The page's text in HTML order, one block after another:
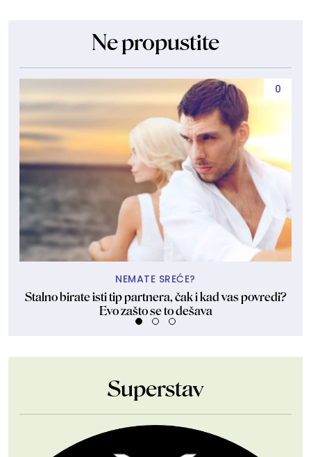
Ne propustite
0
NEMATE SREĆE?
Stalno birate isti tip partnera, čak i kad vas povredi?
Evo zašto se to dešava
Superstav